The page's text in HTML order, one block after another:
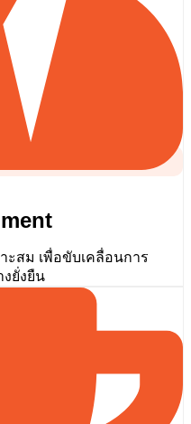
สม เพื่อขับเคลื่อนการ
ยั่งยืน